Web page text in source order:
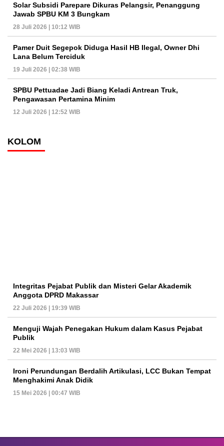
Solar Subsidi Parepare Dikuras Pelangsir, Penanggung
Jawab SPBU KM 3 Bungkam
28 Juli 2026 | 10:12 WIB
Pamer Duit Segepok Diduga Hasil HB Ilegal, Owner Dhi
Lana Belum Terciduk
19 Juli 2026 | 02:38 WIB
SPBU Pettuadae Jadi Biang Keladi Antrean Truk,
Pengawasan Pertamina Minim
12 Juli 2026 | 12:52 WIB
KOLOM
Integritas Pejabat Publik dan Misteri Gelar Akademik
Anggota DPRD Makassar
22 Juli 2026 | 19:39 WIB
Menguji Wajah Penegakan Hukum dalam Kasus Pejabat
Publik
22 Mei 2026 | 13:03 WIB
Ironi Perundungan Berdalih Artikulasi, LCC Bukan Tempat
Menghakimi Anak Didik
15 Mei 2026 | 00:47 WIB